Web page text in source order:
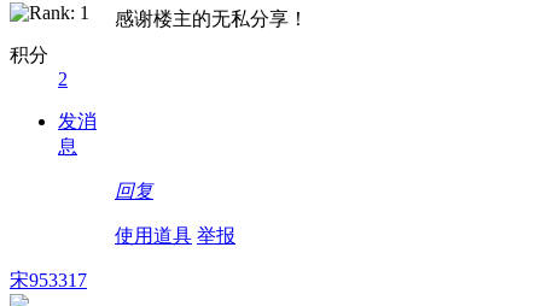
积分
2
发消
息
感谢楼主的无私分享！
回复
使用道具 举报
宋953317